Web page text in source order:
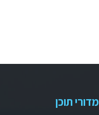
מדורי תוכן